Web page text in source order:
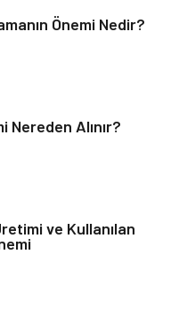
Eşya
Önemi Nedir?
Nereden Alınır?
ve Kullanılan